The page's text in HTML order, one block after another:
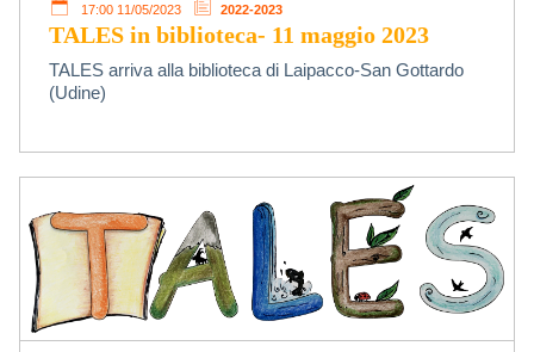
17:00 11/05/2023 2022-2023
TALES in biblioteca- 11 maggio 2023
TALES arriva alla biblioteca di Laipacco-San Gottardo
(Udine)